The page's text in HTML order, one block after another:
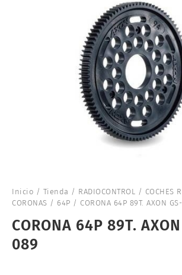
Inicio / Tienda / RADIOCONTROL / COCHES
CORONAS / 64P / CORONA 64P 89T. AXON
CORONA 64P 89T.
089